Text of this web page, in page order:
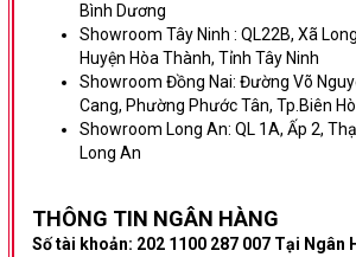
Bình Dương
Showroom Tây Ninh : QL22B, Xã
Huyện Hòa Thành, Tỉnh Tây Ninh
Showroom Đồng Nai: Đường Võ
Cang, Phường Phước Tân, Tp.Biên
Showroom Long An: QL 1A, Ấp 2,
Long An
THÔNG TIN NGÂN HÀNG
Số tài khoản: 202 1100 287 007 Tại Ngân